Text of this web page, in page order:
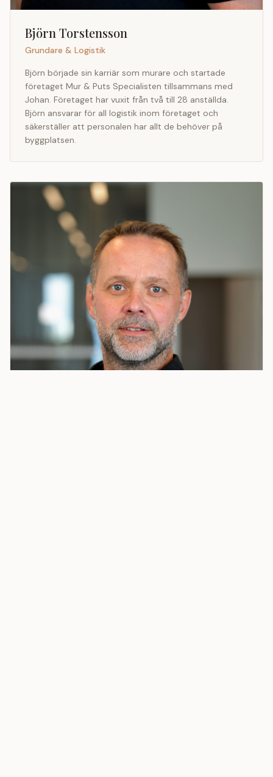
Björn Torstensson
Grundare & Logistik
Björn började sin karriär som murare och startade
företaget Mur & Puts Specialisten tillsammans med
Johan. Företaget har vuxit från två till 28 anställda.
Björn ansvarar för all logistik inom företaget och
säkerställer att personalen har allt de behöver på
byggplatsen.